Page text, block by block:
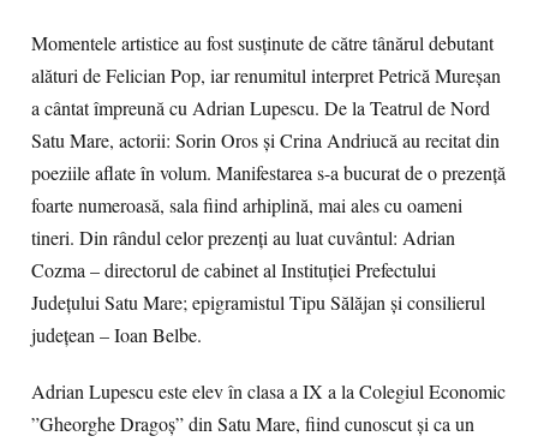
Momentele artistice au fost susținute de către tânărul debutant
alături de Felician Pop, iar renumitul interpret Petrică Mureșan
a cântat împreună cu Adrian Lupescu. De la Teatrul de Nord
Satu Mare, actorii: Sorin Oros și Crina Andriucă au recitat din
poeziile aflate în volum. Manifestarea s-a bucurat de o prezență
foarte numeroasă, sala fiind arhiplină, mai ales cu oameni
tineri. Din rândul celor prezenți au luat cuvântul: Adrian
Cozma – directorul de cabinet al Instituției Prefectului
Județului Satu Mare; epigramistul Tipu Sălăjan și consilierul
județean – Ioan Belbe.
Adrian Lupescu este elev în clasa a IX a la Colegiul Economic
”Gheorghe Dragoș” din Satu Mare, fiind cunoscut și ca un